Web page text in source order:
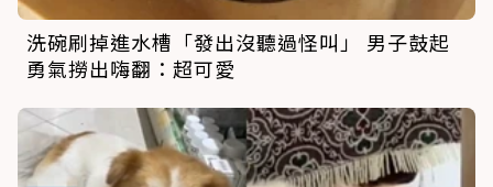
洗碗刷掉進水槽「發出沒聽過怪叫」 男子鼓起
勇氣撈出嗨翻：超可愛